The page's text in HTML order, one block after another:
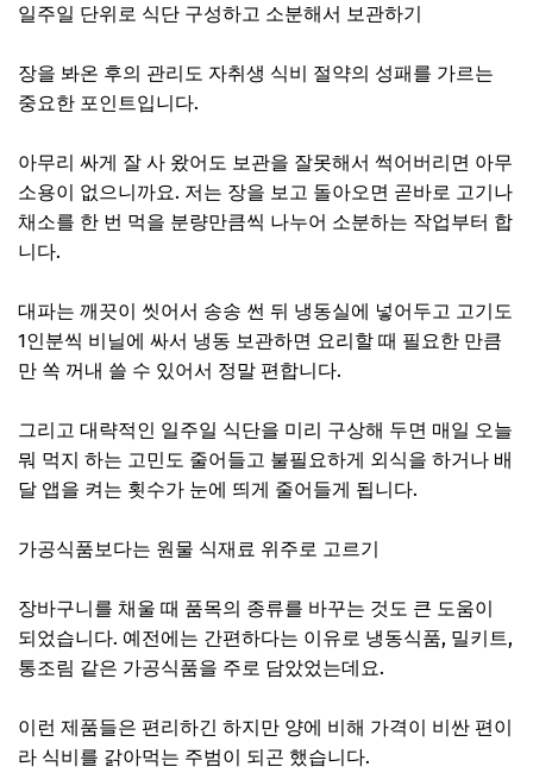
일주일 단위로 식단 구성하고 소분해서 보관하기
장을 봐온 후의 관리도 자취생 식비 절약의 성패를 가르는
중요한 포인트입니다.
아무리 싸게 잘 사 왔어도 보관을 잘못해서 썩어버리면 아무
소용이 없으니까요. 저는 장을 보고 돌아오면 곧바로 고기나
채소를 한 번 먹을 분량만큼씩 나누어 소분하는 작업부터 합
니다.
대파는 깨끗이 씻어서 송송 썬 뒤 냉동실에 넣어두고 고기도
1인분씩 비닐에 싸서 냉동 보관하면 요리할 때 필요한 만큼
만 쏙 꺼내 쓸 수 있어서 정말 편합니다.
그리고 대략적인 일주일 식단을 미리 구상해 두면 매일 오늘
뭐 먹지 하는 고민도 줄어들고 불필요하게 외식을 하거나 배
달 앱을 켜는 횟수가 눈에 띄게 줄어들게 됩니다.
가공식품보다는 원물 식재료 위주로 고르기
장바구니를 채울 때 품목의 종류를 바꾸는 것도 큰 도움이
되었습니다. 예전에는 간편하다는 이유로 냉동식품, 밀키트,
통조림 같은 가공식품을 주로 담았었는데요.
이런 제품들은 편리하긴 하지만 양에 비해 가격이 비싼 편이
라 식비를 갉아먹는 주범이 되곤 했습니다.